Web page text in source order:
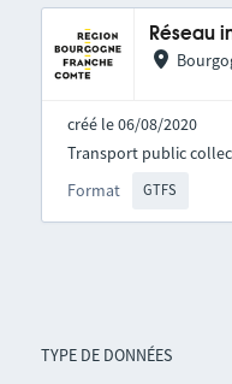
TYPE DE DONNÉES
Réseau
créé le 06/08/2020
Format GTFS
Transport public